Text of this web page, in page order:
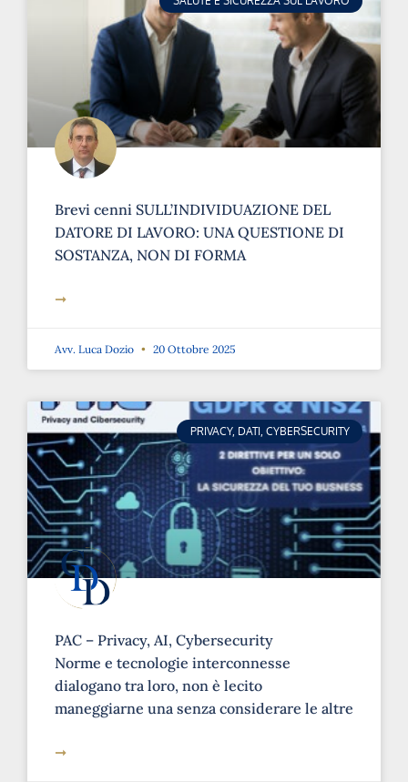
Brevi cenni SULL’INDIVIDUAZIONE DEL
DATORE DI LAVORO: UNA QUESTIONE DI
SOSTANZA, NON DI FORMA
➞
Avv. Luca Dozio 20 Ottobre 2025
PRIVACY, DATI, CYBERSECURITY
PAC – Privacy, AI, Cybersecurity
Norme e tecnologie interconnesse
dialogano tra loro, non è lecito
maneggiarne una senza considerare le altre
➞